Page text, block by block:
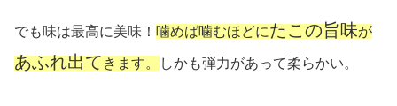
でも味は最高に美味！ 噛めば噛むほどにたこの旨味が
あふれ出てきます。 しかも弾力があって柔らかい。